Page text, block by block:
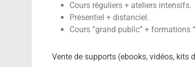
Cours réguliers + ateliers intensifs.
Présentiel + distanciel.
Cours “grand public” + formations
Vente de supports (ebooks, vidéos, kits